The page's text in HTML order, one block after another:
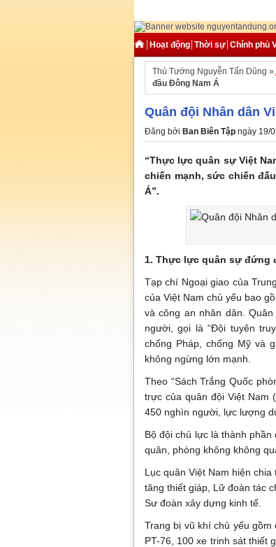
Hoạt động Thời sự Chính phủ
Thủ Tướng Nguyễn Tấn Dũng »
đầu Đông Nam Á
Quân đội Nhân dân
Đăng bởi Ban Biên Tập ngày 19/
“Thực lực quân sự Việt
chiến mạnh, sức chiến
Á”.
1. Thực lực quân sự đứng
Tạp chí Ngoại giao của
của Việt Nam chủ yếu bao
và công an nhân dân.
người, gọi là “Đội tuyên
chống Pháp, chống Mỹ và
không ngừng lớn mạnh.
Theo “Sách Trắng Quốc
trực của quân đội Việt Nam
450 nghìn người, lực lượng
Bộ đội chủ lực là thành
quân, phòng không không
Lục quân Việt Nam hiện
tăng thiết giáp, Lữ đoàn tác
Sư đoàn xây dựng kinh tế.
Trang bị vũ khí chủ yếu
PT-76, 100 xe trinh sát thiết